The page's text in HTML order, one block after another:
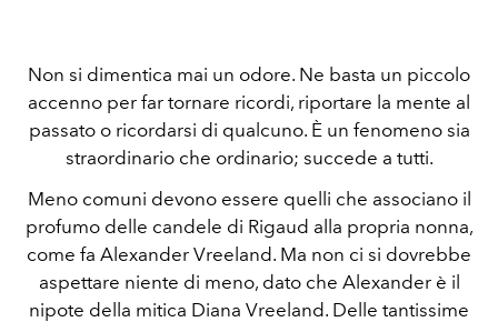
Non si dimentica mai un odore. Ne basta un piccolo
accenno per far tornare ricordi, riportare la mente al
passato o ricordarsi di qualcuno. È un fenomeno sia
straordinario che ordinario; succede a tutti.
Meno comuni devono essere quelli che associano il
profumo delle candele di Rigaud alla propria nonna,
come fa Alexander Vreeland. Ma non ci si dovrebbe
aspettare niente di meno, dato che Alexander è il
nipote della mitica Diana Vreeland. Delle tantissime